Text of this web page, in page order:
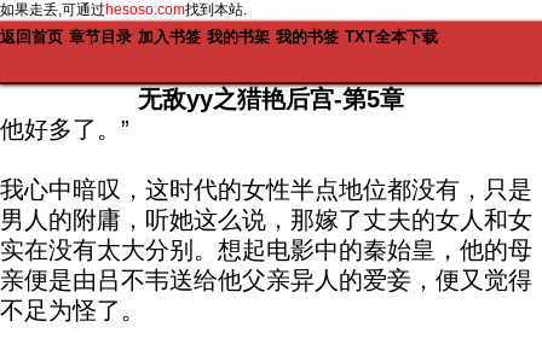
如果走丢,可通过hesoso.com找到本站.
返回首页 章节目录 加入书签 我的书架 我的书签 TXT全本下载
无敌yy之猎艳后宫-第5章
他好多了。”
我心中暗叹，这时代的女性半点地位都没有，只是
男人的附庸，听她这么说，那嫁了丈夫的女人和女
实在没有太大分别。想起电影中的秦始皇，他的母
亲便是由吕不韦送给他父亲异人的爱妾，便又觉得
不足为怪了。